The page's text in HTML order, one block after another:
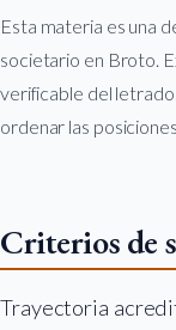
Esta materia es una
societario en Broto.
verificable del
ordenar las
Criterios de
Trayectoria